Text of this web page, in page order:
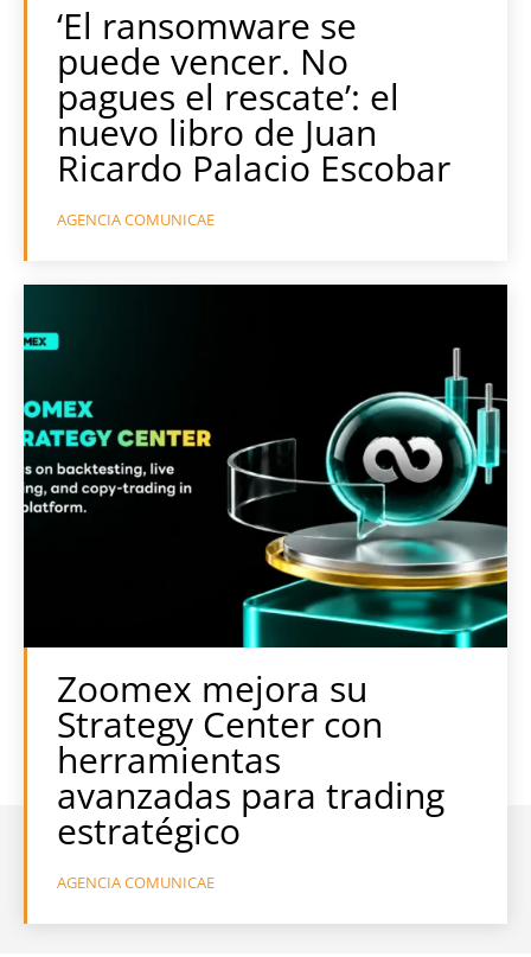
‘El ransomware se
puede vencer. No
pagues el rescate’: el
nuevo libro de Juan
Ricardo Palacio Escobar
AGENCIA COMUNICAE
Zoomex mejora su
Strategy Center con
herramientas
avanzadas para trading
estratégico
AGENCIA COMUNICAE